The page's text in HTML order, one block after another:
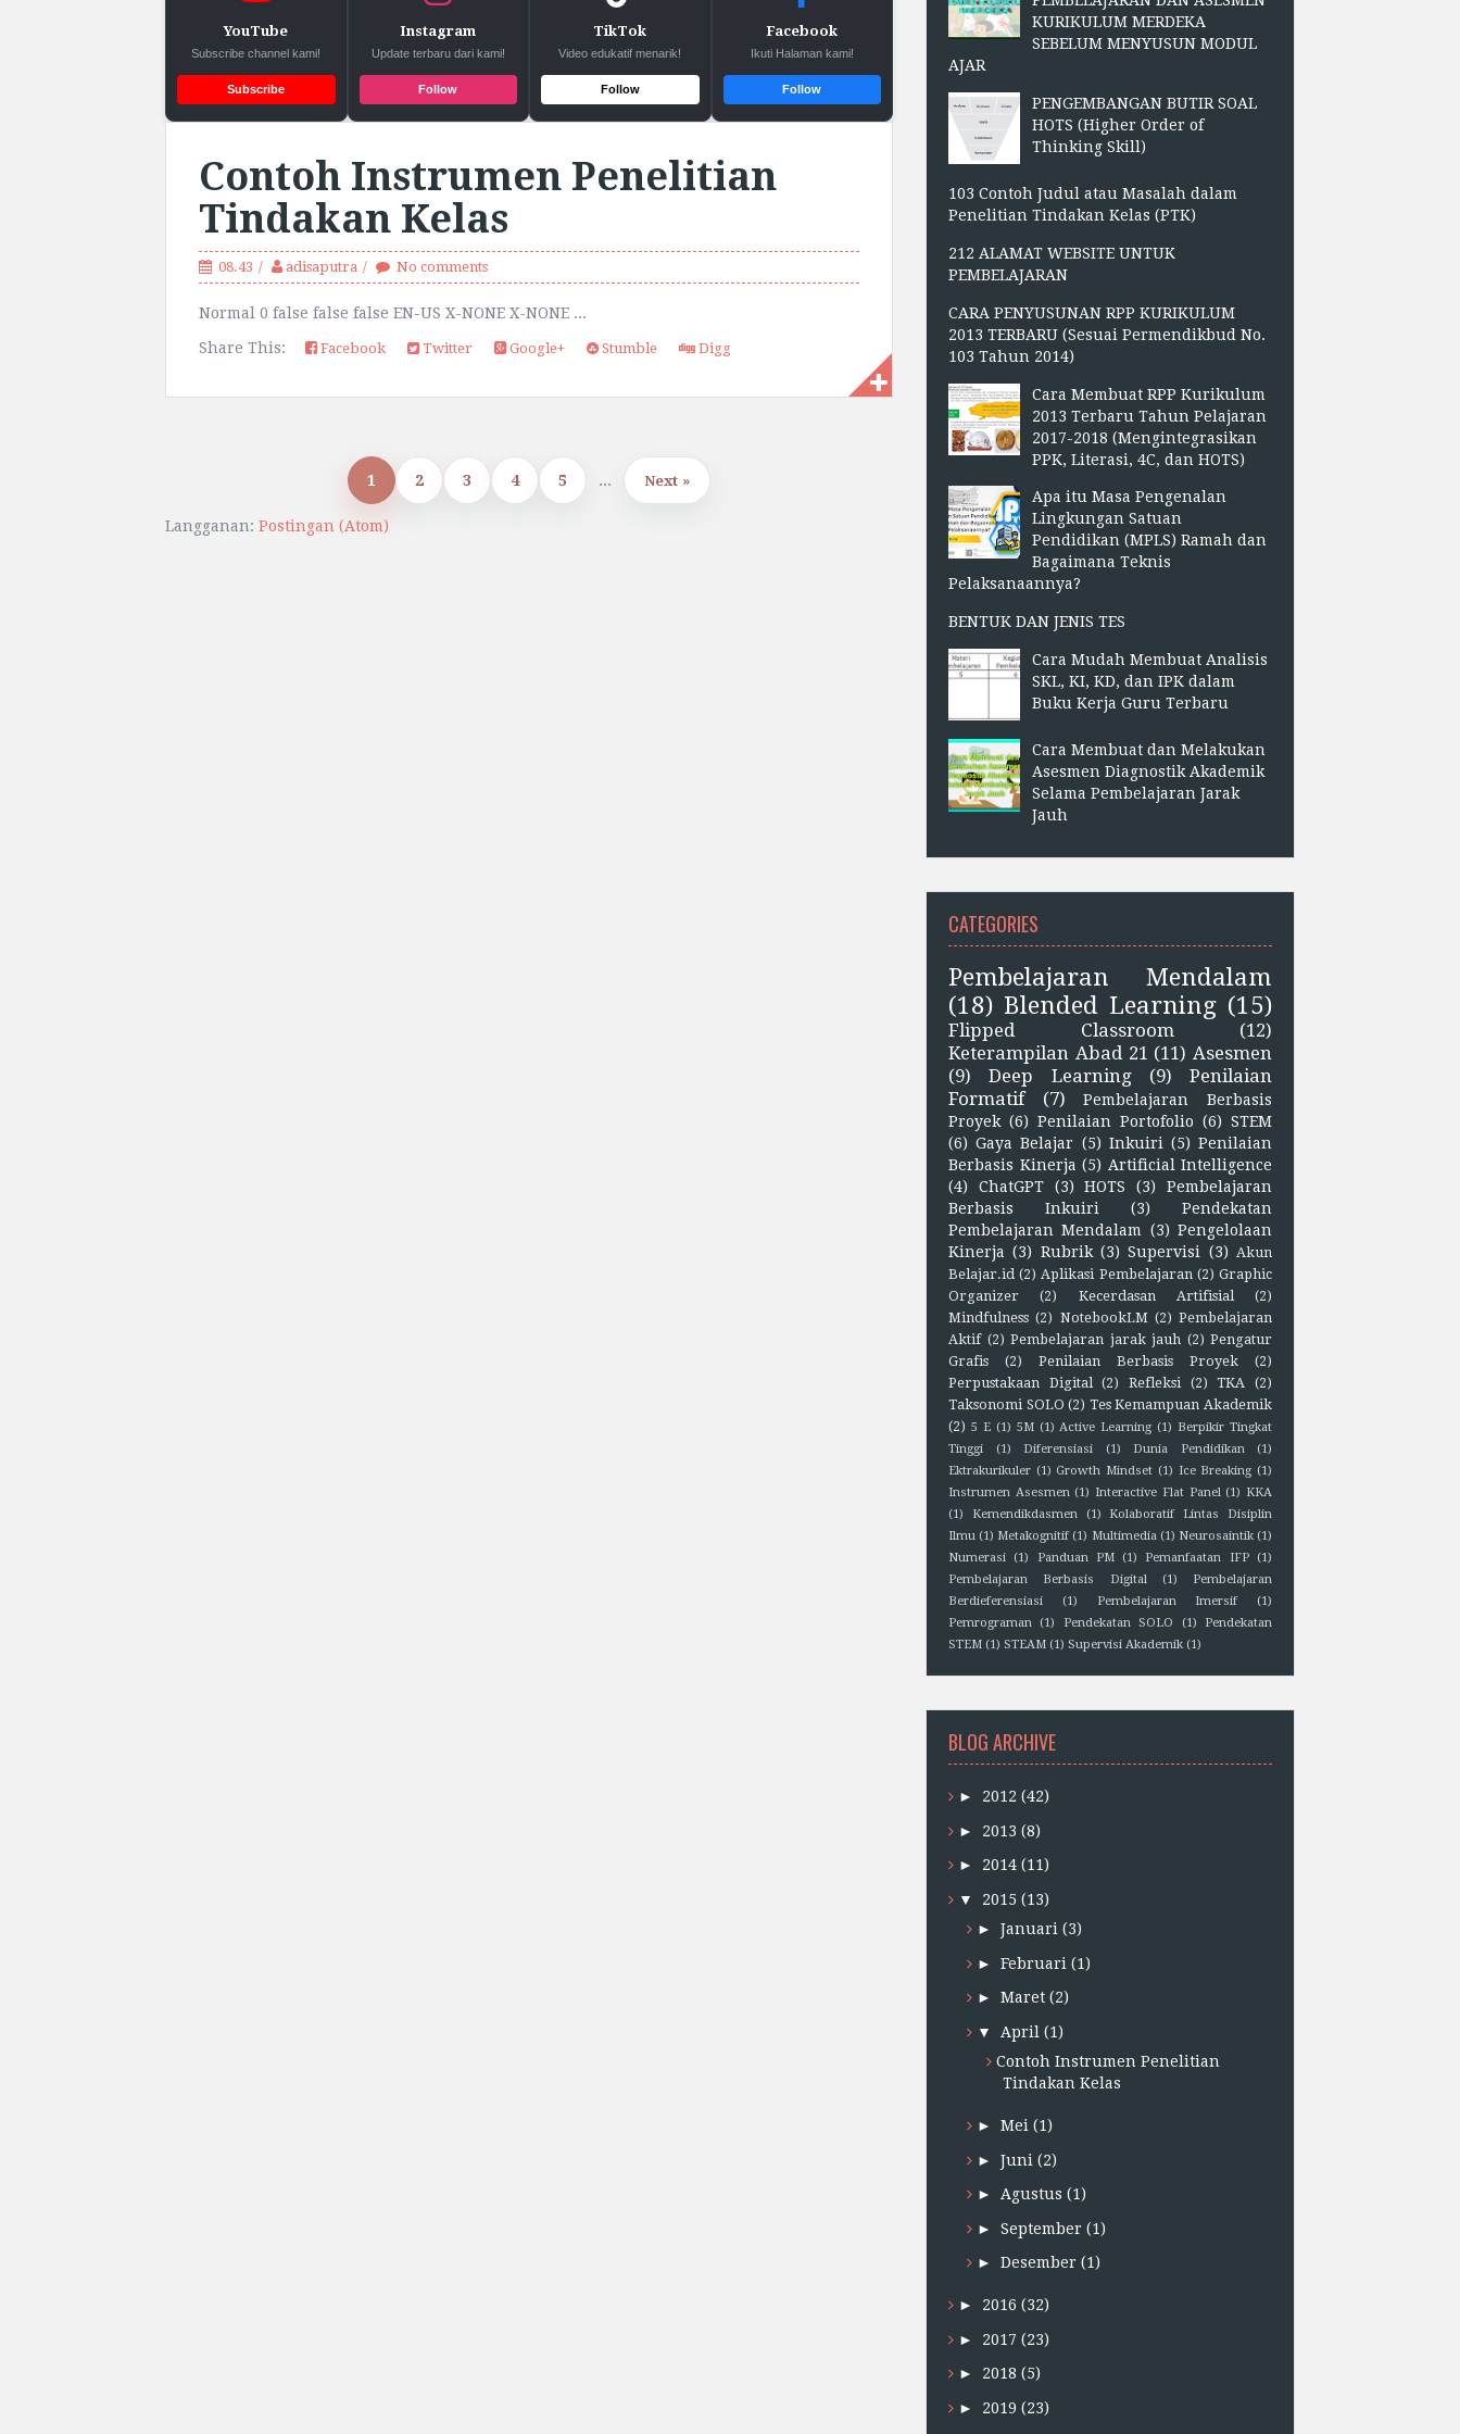
YouTube
Subscribe channel kami!
Subscribe
Instagram
Update terbaru dari kami!
Follow
TikTok
Video edukatif menarik!
Follow
Facebook
Ikuti Halaman kami!
Follow
Contoh Instrumen Penelitian
Tindakan Kelas
08.43 adisaputra No comments
Normal 0 false false false EN-US X-NONE X-NONE ...
Share This:
Facebook Twitter Google+ Stumble Digg
1 2 3 4 5 ... Next »
Langganan: Postingan (Atom)
KURIKULUM MERDEKA
SEBELUM MENYUSUN MODUL
AJAR
PENGEMBANGAN BUTIR SOAL
HOTS (Higher Order of
Thinking Skill)
103 Contoh Judul atau Masalah dalam
Penelitian Tindakan Kelas (PTK)
212 ALAMAT WEBSITE UNTUK
PEMBELAJARAN
CARA PENYUSUNAN RPP KURIKULUM
2013 TERBARU (Sesuai Permendikbud No.
103 Tahun 2014)
Cara Membuat RPP Kurikulum
2013 Terbaru Tahun Pelajaran
2017-2018 (Mengintegrasikan
PPK, Literasi, 4C, dan HOTS)
Apa itu Masa Pengenalan
Lingkungan Satuan
Pendidikan (MPLS) Ramah dan
Bagaimana Teknis
Pelaksanaannya?
BENTUK DAN JENIS TES
Cara Mudah Membuat Analisis
SKL, KI, KD, dan IPK dalam
Buku Kerja Guru Terbaru
Cara Membuat dan Melakukan
Asesmen Diagnostik Akademik
Selama Pembelajaran Jarak
Jauh
CATEGORIES
Pembelajaran Mendalam
(18) Blended Learning (15)
Flipped Classroom
(12)
Keterampilan Abad 21 (11) Asesmen
(9)
Deep Learning (9)
Penilaian
Formatif
(7)
Pembelajaran Berbasis
Proyek (6) Penilaian Portofolio (6) STEM
(6) Gaya Belajar (5) Inkuiri (5) Penilaian
Berbasis Kinerja (5) Artificial Intelligence
(4)
ChatGPT (3) HOTS (3)
Pembelajaran
Berbasis Inkuiri
(3)
Pendekatan
Pembelajaran Mendalam (3) Pengelolaan
Kinerja (3) Rubrik (3) Supervisi (3) Akun
Belajar.id (2) Aplikasi Pembelajaran (2) Graphic
Organizer
(2) Kecerdasan Artifisial
(2)
Mindfulness (2) NotebookLM (2) Pembelajaran
Aktif (2) Pembelajaran jarak jauh (2) Pengatur
Grafis
(2) Penilaian Berbasis Proyek
(2)
Perpustakaan Digital (2) Refleksi (2) TKA
(2)
Taksonomi SOLO (2) Tes Kemampuan Akademik
(2) 5 E (1) 5M (1) Active Learning (1) Berpikir Tingkat
Tinggi
(1) Diferensiasi (1) Dunia Pendidikan
(1)
Ektrakurikuler (1) Growth Mindset (1) Ice Breaking (1)
Instrumen Asesmen (1) Interactive Flat Panel (1) KKA
(1)
Kemendikdasmen (1)
Kolaboratif Lintas Disiplin
Ilmu (1) Metakognitif (1) Multimedia (1) Neurosaintik (1)
Numerasi
(1) Panduan PM (1) Pemanfaatan IFP
(1)
Pembelajaran Berbasis Digital
(1)
Pembelajaran
Berdieferensiasi
(1) Pembelajaran Imersif
(1)
Pemrograman
(1) Pendekatan SOLO (1)
Pendekatan
STEM (1) STEAM (1) Supervisi Akademik (1)
BLOG ARCHIVE
► 2012 (42)
► 2013 (8)
► 2014 (11)
▼
2015 (13)
► Januari (3)
► Februari (1)
► Maret (2)
▼
April (1)
Contoh Instrumen Penelitian
Tindakan Kelas
► Mei (1)
► Juni (2)
► Agustus (1)
► September (1)
► Desember (1)
► 2016 (32)
► 2017 (23)
► 2018 (5)
► 2019 (23)